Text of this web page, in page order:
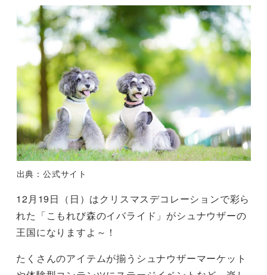
出典：公式サイト
12月19日（日）はクリスマスデコレーションで彩ら
れた「こもれび森のイバライド」がシュナウザーの
王国になりますよ～！
たくさんのアイテムが揃うシュナウザーマーケット